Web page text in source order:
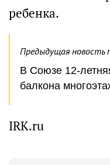
ребенка.
Предыдущая новость
В Союзе 12-
балкона
IRK.ru